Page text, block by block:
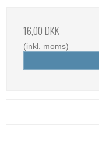
16,00 DKK
(inkl. moms)